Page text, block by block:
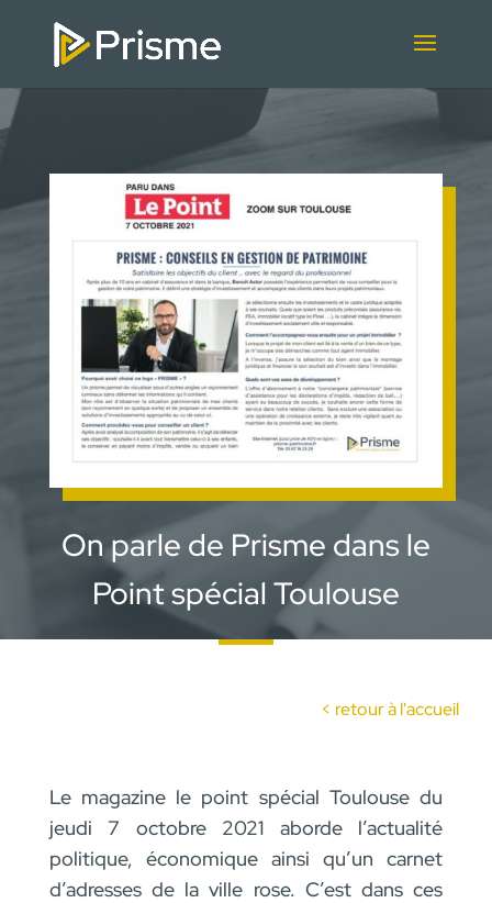
On parle de Prisme dans le
Point spécial Toulouse
< retour à l'accueil
Le magazine le point spécial Toulouse du
jeudi 7 octobre 2021 aborde l’actualité
politique, économique ainsi qu’un carnet
d’adresses de la ville rose. C’est dans ces